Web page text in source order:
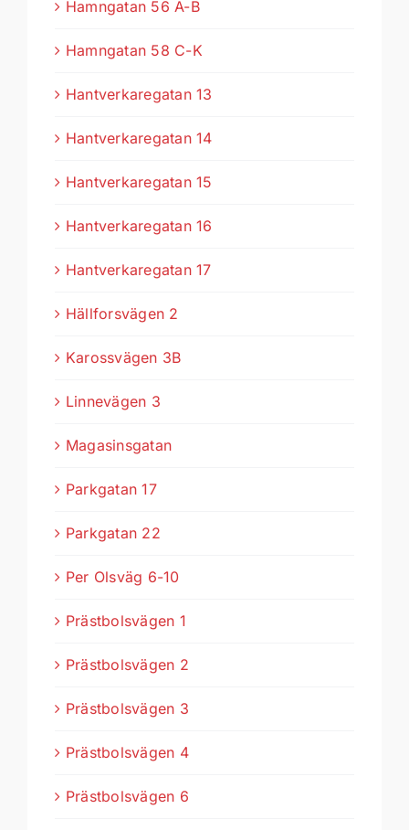
Hamngatan 56 A-B
Hamngatan 58 C-K
Hantverkaregatan 13
Hantverkaregatan 14
Hantverkaregatan 15
Hantverkaregatan 16
Hantverkaregatan 17
Hällforsvägen 2
Karossvägen 3B
Linnevägen 3
Magasinsgatan
Parkgatan 17
Parkgatan 22
Per Olsväg 6-10
Prästbolsvägen 1
Prästbolsvägen 2
Prästbolsvägen 3
Prästbolsvägen 4
Prästbolsvägen 6